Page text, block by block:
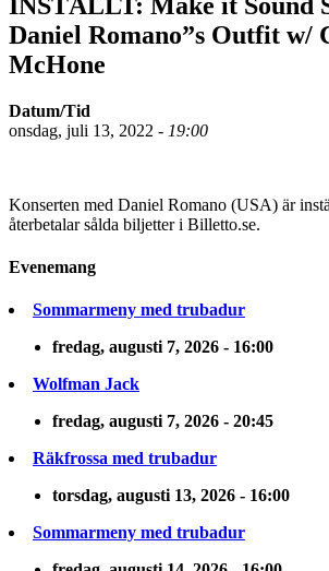
Daniel Romano”s Outfit w/
McHone
Datum/Tid
onsdag, juli 13, 2022 - 19:00
Konserten med Daniel Romano (USA) är
återbetalar sålda biljetter i Billetto.se.
Evenemang
Sommarmeny med trubadur
fredag, augusti 7, 2026 - 16:00
Wolfman Jack
fredag, augusti 7, 2026 - 20:45
Räkfrossa med trubadur
torsdag, augusti 13, 2026 - 16:00
Sommarmeny med trubadur